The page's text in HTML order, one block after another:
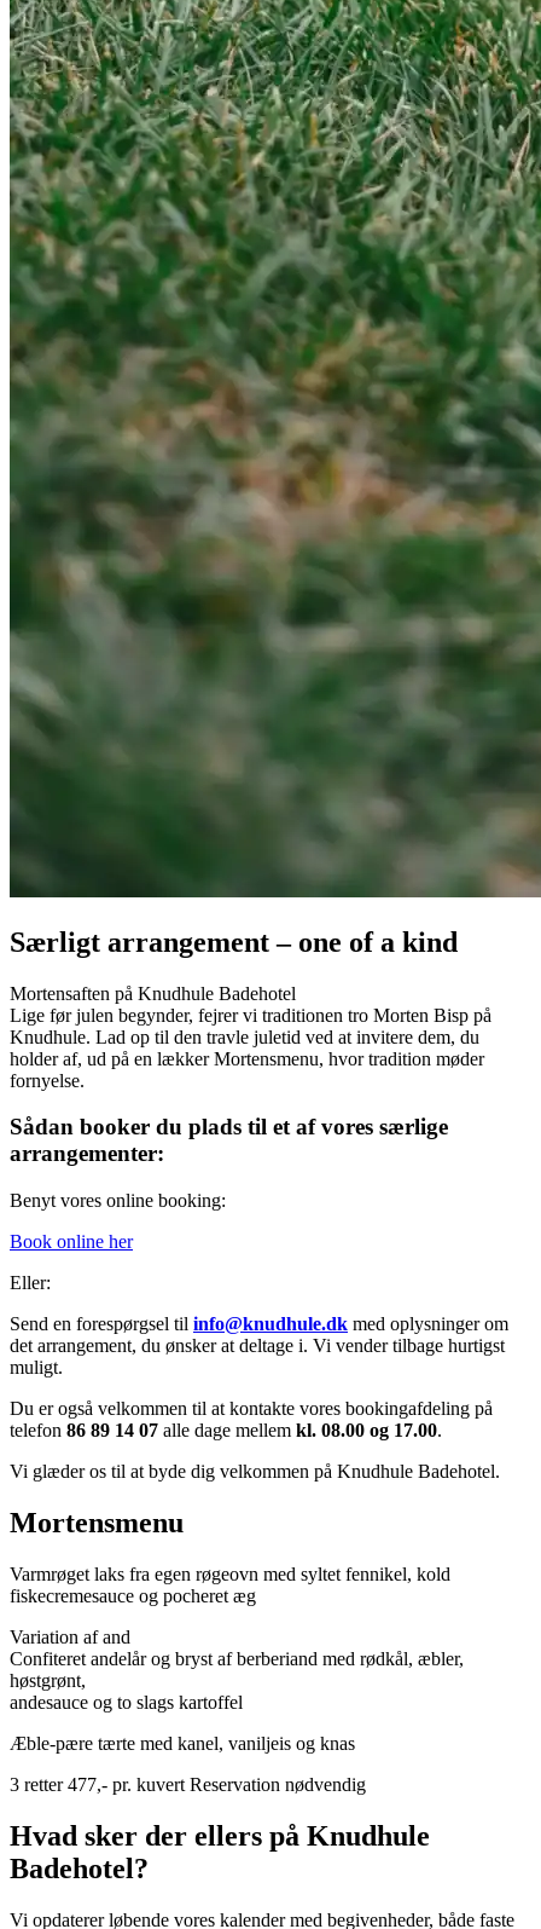
Særligt arrangement – one of a kind
Mortensaften på Knudhule Badehotel
Lige før julen begynder, fejrer vi traditionen tro Morten Bisp på
Knudhule. Lad op til den travle juletid ved at invitere dem, du
holder af, ud på en lækker Mortensmenu, hvor tradition møder
fornyelse.
Sådan booker du plads til et af vores særlige
arrangementer:
Benyt vores online booking:
Book online her
Eller:
Send en forespørgsel til info@knudhule.dk med oplysninger om
det arrangement, du ønsker at deltage i. Vi vender tilbage hurtigst
muligt.
Du er også velkommen til at kontakte vores bookingafdeling på
telefon 86 89 14 07 alle dage mellem kl. 08.00 og 17.00.
Vi glæder os til at byde dig velkommen på Knudhule Badehotel.
Mortensmenu
Varmrøget laks fra egen røgeovn med syltet fennikel, kold
fiskecremesauce og pocheret æg
Variation af and
Confiteret andelår og bryst af berberiand med rødkål, æbler,
høstgrønt,
andesauce og to slags kartoffel
Æble-pære tærte med kanel, vaniljeis og knas
3 retter 477,- pr. kuvert Reservation nødvendig
Hvad sker der ellers på Knudhule
Badehotel?
Vi opdaterer løbende vores kalender med begivenheder, både faste